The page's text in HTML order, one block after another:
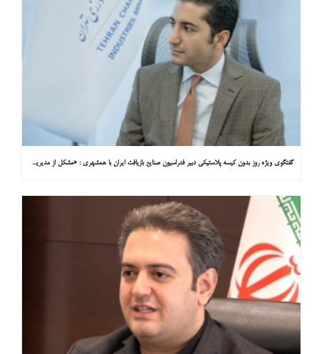
گفتگوی ویژه روز بدون کیسه پلاستیکی دبیر فدراسیون صنایع بازیافت ایران با همشهری : «مشکل از مدیریت پسماند پلاستیکی است، نه کیسه پلاستیکی»